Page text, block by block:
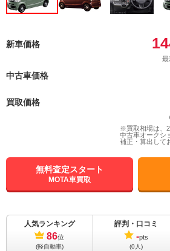
新車価格
最
中古車価格
買取価格
※買取相場は、
中古車オークシ
補正・算出して
無料査定スタート
MOTA車買取
人気ランキング
86位
(軽自動車)
評判・口コミ
-pts
(0人)